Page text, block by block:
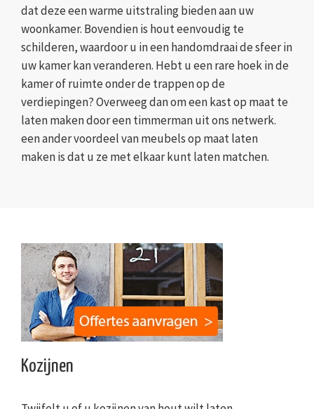
dat deze een warme uitstraling bieden aan uw
woonkamer. Bovendien is hout eenvoudig te
schilderen, waardoor u in een handomdraai de sfeer in
uw kamer kan veranderen. Hebt u een rare hoek in de
kamer of ruimte onder de trappen op de
verdiepingen? Overweeg dan om een kast op maat te
laten maken door een timmerman uit ons netwerk.
een ander voordeel van meubels op maat laten
maken is dat u ze met elkaar kunt laten matchen.
Kozijnen